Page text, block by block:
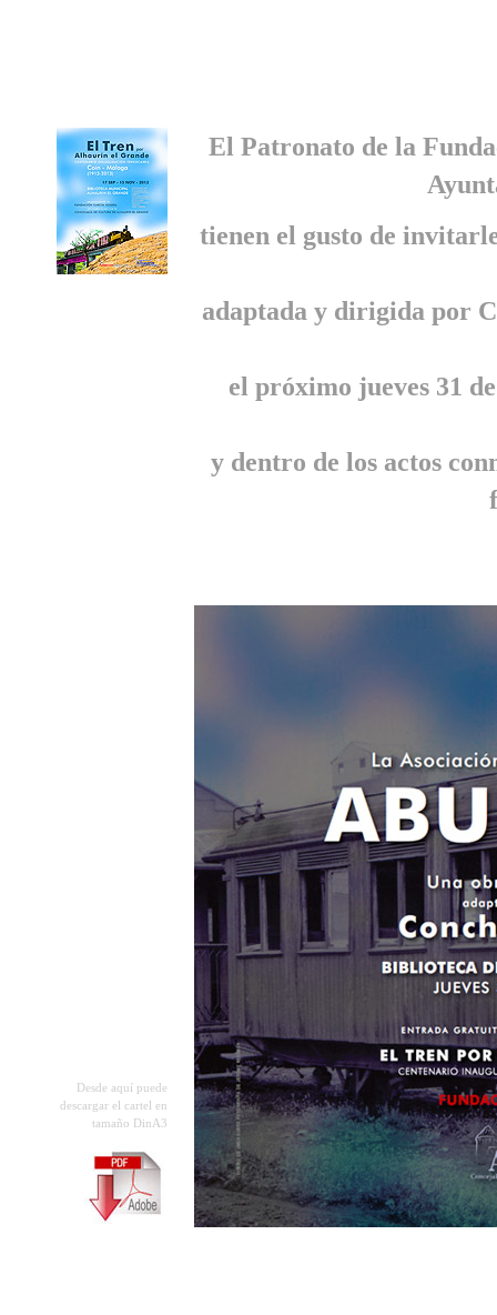
El Patronato de la
tienen el gusto de
adaptada y dirigida por
el próximo jueves 31
y dentro de los actos
Desde aquí puede
descargar el cartel en
tamaño DinA3